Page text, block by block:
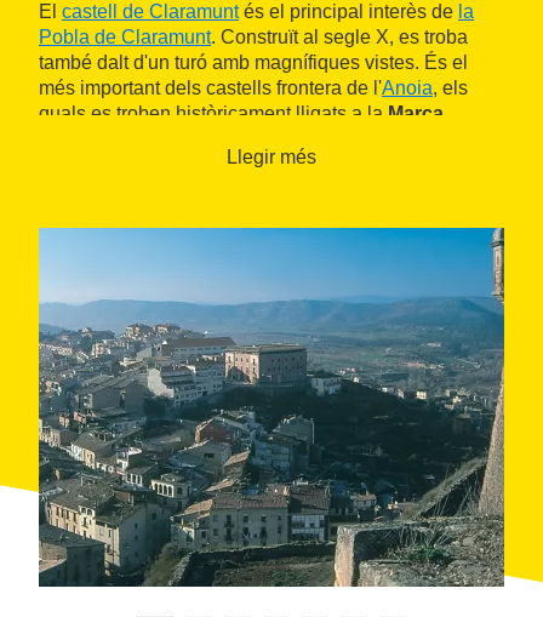
El castell de Claramuntés el principal interès de la
Pobla de Claramunt. Construït al segle X, es troba
també dalt d'un turó amb magnífiques vistes. És el
més important dels castells frontera de l'Anoia, els
quals es troben històricament lligats a la Marca
cavallers de Claramunt i, ja al segle XIV, va passar a
estat destruït i reconstruït diverses vegades. L'última
Les dues darreres edificacions de la Catalunya
Central són: latorre de la Manresana-alsPrats de
Rei-, grantorre romànicadocumentada des del
segle XI; i el castell de
Montesquiu
-ubicat dintre del
parcamb el mateix nom-, espai privilegiat envoltat de
jardinsdocumentat des del segle XIII.
Llegir més